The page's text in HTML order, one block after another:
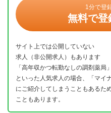
1分で登
無料で登
サイト上では公開していない
求人（非公開求人）もあります
「高年収かつ転勤なしの調剤薬局
といった人気求人の場合、「マイ
にご紹介してしまうこともあるた
こともあります。